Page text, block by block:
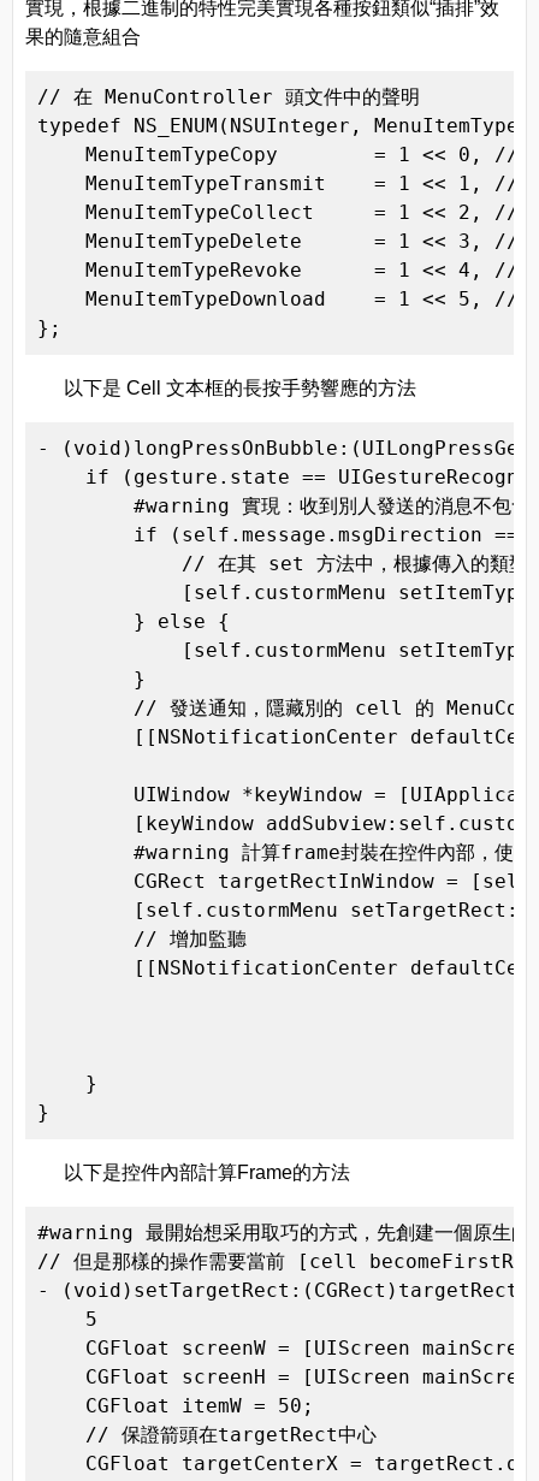
實現，根據二進制的特性完美實現各種按鈕類似“插排”效
果的隨意組合
// 在 MenuController 頭文件中的聲明
typedef NS_ENUM(NSUInteger, MenuItemType)
MenuItemTypeCopy        = 1 << 0, //
MenuItemTypeTransmit    = 1 << 1, //
MenuItemTypeCollect     = 1 << 2, //
MenuItemTypeDelete      = 1 << 3, //
MenuItemTypeRevoke      = 1 << 4, //
MenuItemTypeDownload    = 1 << 5, //
};
以下是 Cell 文本框的長按手勢響應的方法
-
if (gesture.state ==
#warning 實現：收到別人發送的消息不包含撤
if (self.message.msgDirection ==
// 在其 set 方法中，根據傳入的類型，添
[self.custormMenu
} else {
[self.custormMenu
}
// 發送通知，隱藏別的 cell 的
[[NSNotificationCenter defaultCenter]
UIWindow *keyWindow =
[keyWindow
#warning 計算frame封裝在控件內部，使用的
CGRect targetRectInWindow =
[self.custormMenu
// 增加監聽
[[NSNotificationCenter
}
}
以下是控件內部計算Frame的方法
#warning 最開始想采用取巧的方式，先創建一個原
// 但是那樣的操作需要當前 [cell
- (void)setTargetRect:(CGRect)targetRect
5
CGFloat screenW = [UIScreen
CGFloat screenH = [UIScreen
CGFloat itemW = 50;
// 保證箭頭在targetRect中心
CGFloat targetCenterX =